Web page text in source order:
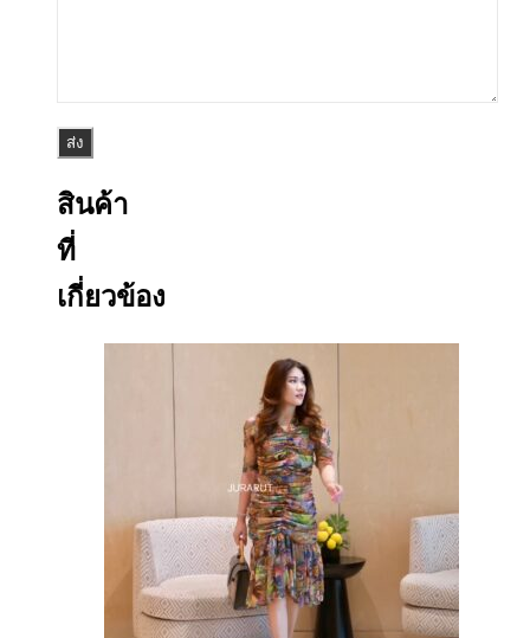
สินค้า
ที่
เกี่ยวข้อง